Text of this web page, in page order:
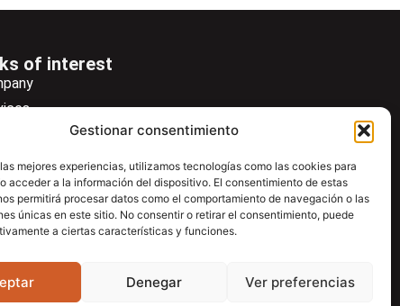
Gestionar consentimiento
mejores experiencias, utilizamos tecnologías como las cookies para
acceder a la información del dispositivo. El consentimiento de estas
permitirá procesar datos como el comportamiento de navegación o las
únicas en este sitio. No consentir o retirar el consentimiento, puede
a ciertas características y funciones.
Denegar Ver preferencias
of interest